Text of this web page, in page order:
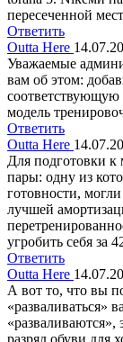
пересеченной
Ответить
Outta Here
Уважаемые
вам об этом:
соответствующую
модель
Ответить
Outta Here
Для подготовки к
пары: одну из
готовности,
лучшей
угробить себя за
Ответить
Outta Here
А вот то, что вы
«разваливаться»
«разваливаются»,
разряд обуви для